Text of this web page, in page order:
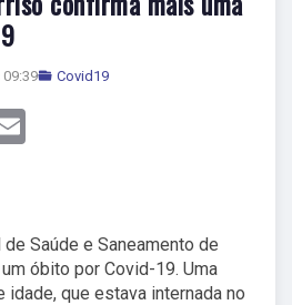
Covid19
Saúde e Saneamento de
óbito por Covid-19. Uma
idade, que estava internada no